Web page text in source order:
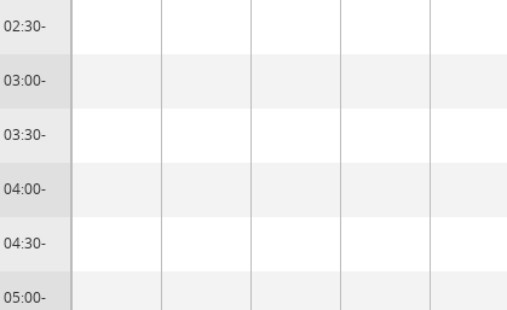
02:30-
03:00-
03:30-
04:00-
04:30-
05:00-